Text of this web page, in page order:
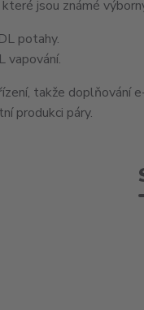
které jsou známé
potahy.
vapování.
takže doplňování
produkci páry.